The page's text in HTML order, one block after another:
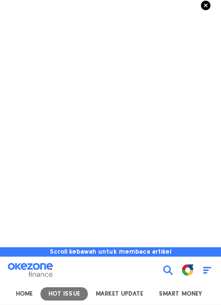
Scroll kebawah untuk membaca artikel
HOME HOT ISSUE MARKET UPDATE SMART MONEY